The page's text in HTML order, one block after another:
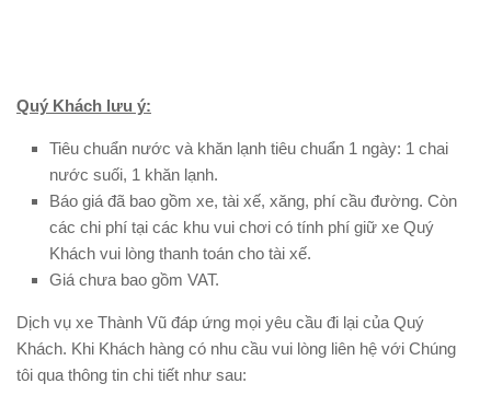
Quý Khách lưu ý:
Tiêu chuẩn nước và khăn lạnh tiêu chuẩn 1 ngày: 1 chai
nước suối, 1 khăn lạnh.
Báo giá đã bao gồm xe, tài xế, xăng, phí cầu đường. Còn
các chi phí tại các khu vui chơi có tính phí giữ xe Quý
Khách vui lòng thanh toán cho tài xế.
Giá chưa bao gồm VAT.
Dịch vụ xe Thành Vũ đáp ứng mọi yêu cầu đi lại của Quý
Khách. Khi Khách hàng có nhu cầu vui lòng liên hệ với Chúng
tôi qua thông tin chi tiết như sau: